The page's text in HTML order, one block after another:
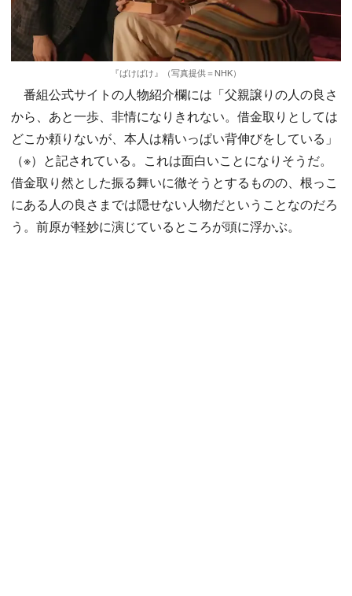
『ばけばけ』（写真提供＝NHK）
番組公式サイトの人物紹介欄には「父親譲りの人の良さ
から、あと一歩、非情になりきれない。借金取りとしては
どこか頼りないが、本人は精いっぱい背伸びをしている」
（※）と記されている。これは面白いことになりそうだ。
借金取り然とした振る舞いに徹そうとするものの、根っこ
にある人の良さまでは隠せない人物だということなのだろ
う。前原が軽妙に演じているところが頭に浮かぶ。